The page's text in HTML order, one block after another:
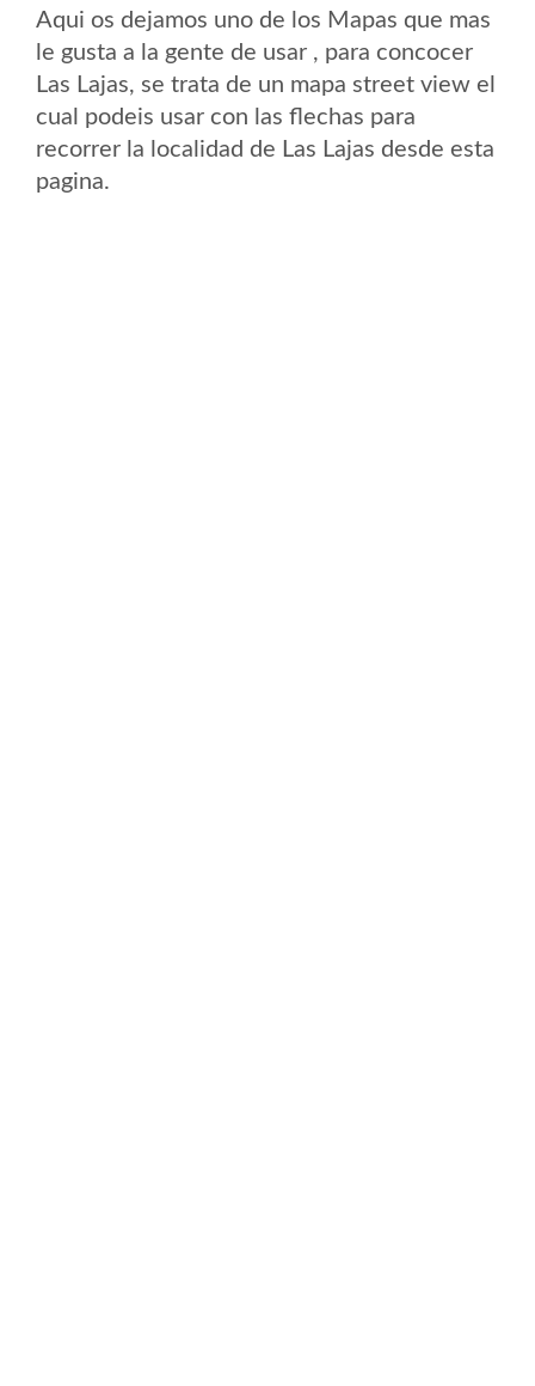
Aqui os dejamos uno de los Mapas que mas
le gusta a la gente de usar , para concocer
Las Lajas, se trata de un mapa street view el
cual podeis usar con las flechas para
recorrer la localidad de Las Lajas desde esta
pagina.